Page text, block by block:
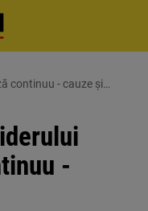
continuu - cauze și
-